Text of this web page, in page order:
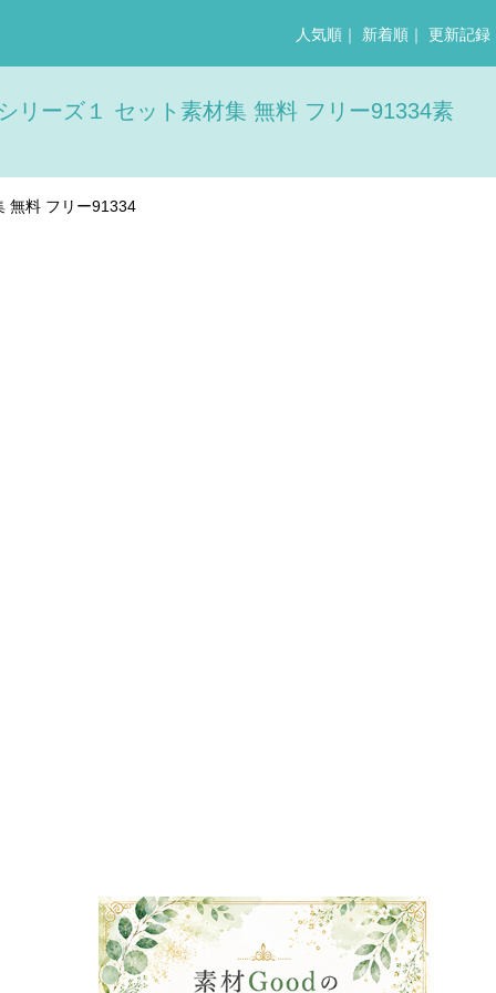
人気順 ｜ 新着順 ｜ 更新記録
リーズ１ セット素材集 無料 フリー91334素
無料 フリー91334